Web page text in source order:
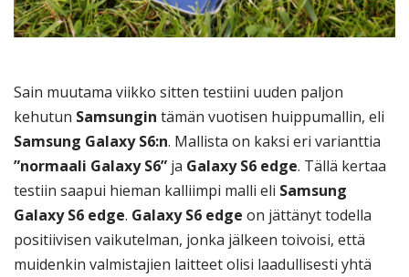
Sain muutama viikko sitten testiini uuden paljon
kehutun Samsungin tämän vuotisen huippumallin, eli
Samsung Galaxy S6:n. Mallista on kaksi eri varianttia
”normaali Galaxy S6” ja Galaxy S6 edge. Tällä kertaa
testiin saapui hieman kalliimpi malli eli Samsung
Galaxy S6 edge. Galaxy S6 edge on jättänyt todella
positiivisen vaikutelman, jonka jälkeen toivoisi, että
muidenkin valmistajien laitteet olisi laadullisesti yhtä